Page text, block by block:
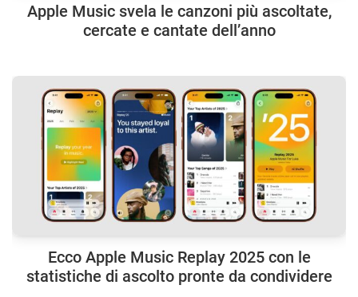
Apple Music svela le canzoni più ascoltate,
cercate e cantate dell’anno
Ecco Apple Music Replay 2025 con le
statistiche di ascolto pronte da condividere